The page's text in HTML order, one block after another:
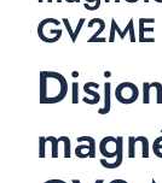
GV2ME